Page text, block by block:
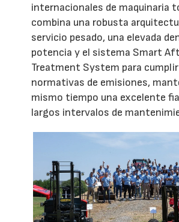
internacionales de maquinaria
combina una robusta
servicio pesado, una elevada
potencia y el sistema Smart
Treatment System para
normativas de emisiones,
mismo tiempo una excelente
largos intervalos de